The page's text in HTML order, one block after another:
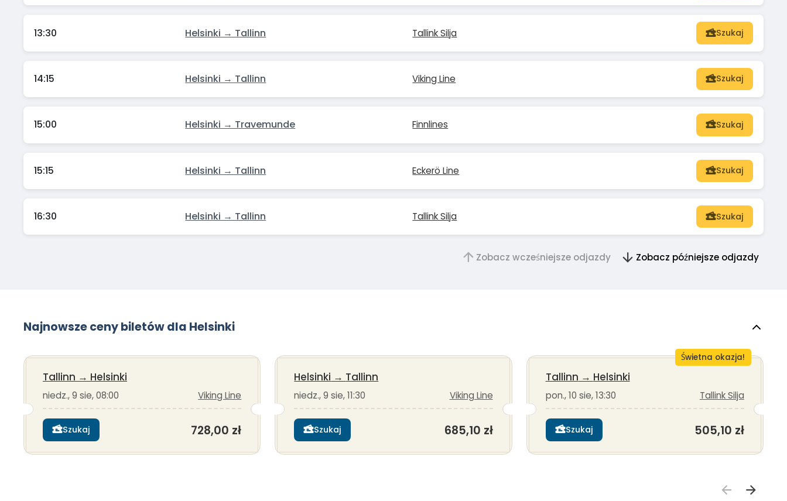
13:30 Helsinki → Tallinn Tallink Silja Szukaj
14:15 Helsinki → Tallinn Viking Line Szukaj
15:00 Helsinki → Travemunde Finnlines Szukaj
15:15 Helsinki → Tallinn Eckerö Line Szukaj
16:30 Helsinki → Tallinn Tallink Silja Szukaj
Zobacz wcześniejsze odjazdy Zobacz późniejsze odjazdy
Najnowsze ceny biletów dla Helsinki
Tallinn → Helsinki
niedz., 9 sie, 08:00 Viking Line
Szukaj 728,00 zł
Helsinki → Tallinn
niedz., 9 sie, 11:30 Viking Line
Szukaj 685,10 zł
Świetna okazja!
Tallinn → Helsinki
pon., 10 sie, 13:30 Tallink Silja
Szukaj 505,10 zł